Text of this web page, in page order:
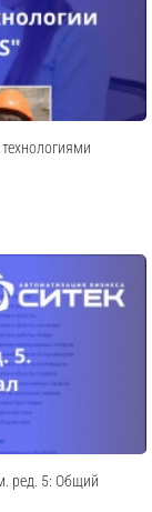
ред. 5: Общий